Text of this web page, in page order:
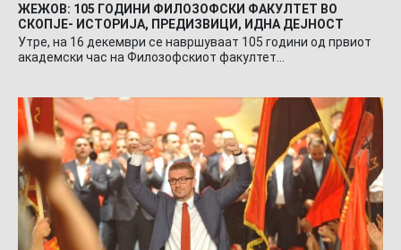
ЖЕЖОВ: 105 ГОДИНИ ФИЛОЗОФСКИ ФАКУЛТЕТ ВО
СКОПЈЕ- ИСТОРИЈА, ПРЕДИЗВИЦИ, ИДНА ДЕЈНОСТ
Утре, на 16 декември се навршуваат 105 години од првиот
академски час на Филозофскиот факултет…